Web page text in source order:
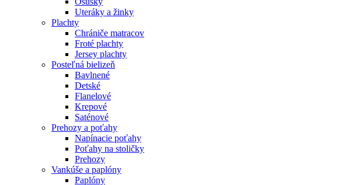
Uteráky a žinky
Plachty
Chrániče matracov
Froté plachty
Jersey plachty
Posteľná bielizeň
Bavlnené
Detské
Flanelové
Krepové
Saténové
Prehozy a poťahy
Napínacie poťahy
Poťahy na stoličky
Prehozy
Vankúše a paplóny
Paplóny